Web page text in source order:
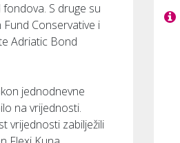
S druge su
Conservative i
Adriatic Bond
jednodnevne
na vrijednosti.
vrijednosti zabilježili